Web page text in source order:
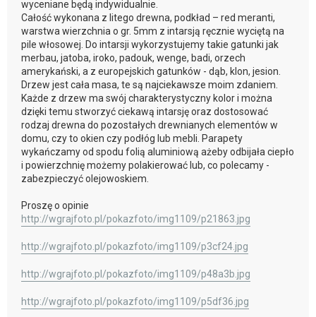
wyceniane będą indywidualnie.
Całość wykonana z litego drewna, podkład – red meranti,
warstwa wierzchnia o gr. 5mm z intarsją ręcznie wyciętą na
pile włosowej. Do intarsji wykorzystujemy takie gatunki jak
merbau, jatoba, iroko, padouk, wenge, badi, orzech
amerykański, a z europejskich gatunków - dąb, klon, jesion.
Drzew jest cała masa, te są najciekawsze moim zdaniem.
Każde z drzew ma swój charakterystyczny kolor i można
dzięki temu stworzyć ciekawą intarsję oraz dostosować
rodzaj drewna do pozostałych drewnianych elementów w
domu, czy to okien czy podłóg lub mebli. Parapety
wykańczamy od spodu folią aluminiową ażeby odbijała ciepło
i powierzchnię możemy polakierować lub, co polecamy -
zabezpieczyć olejowoskiem.
Proszę o opinie
http://wgrajfoto.pl/pokazfoto/img1109/p21863.jpg
http://wgrajfoto.pl/pokazfoto/img1109/p3cf24.jpg
http://wgrajfoto.pl/pokazfoto/img1109/p48a3b.jpg
http://wgrajfoto.pl/pokazfoto/img1109/p5df36.jpg